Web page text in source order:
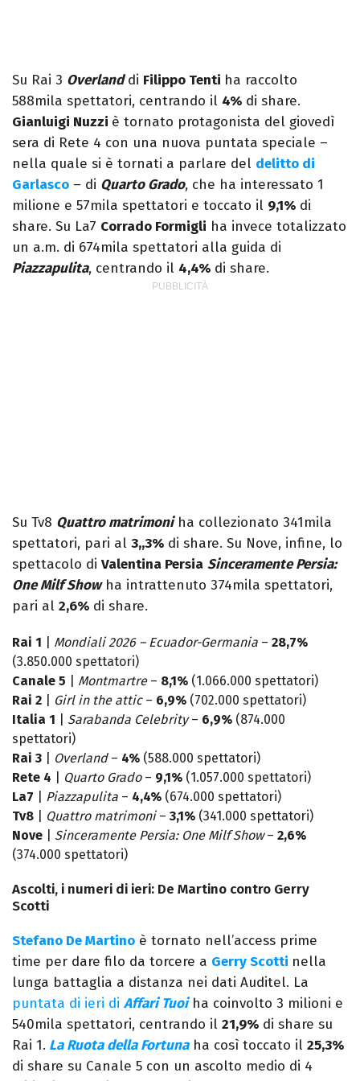
Su Rai 3 Overlanddi Filippo Tenti ha raccolto
588mila spettatori, centrando il 4% di share.
Gianluigi Nuzzi è tornato protagonista del giovedì
sera di Rete 4 con una nuova puntata speciale –
nella quale si è tornati a parlare del delitto di
Garlasco – di Quarto Grado, che ha interessato 1
milione e 57mila spettatori e toccato il 9,1% di
share. Su La7 Corrado Formigli ha invece totalizzato
un a.m. di 674mila spettatori alla guida di
Piazzapulita, centrando il 4,4% di share.
Su Tv8 Quattro matrimoniha collezionato 341mila
spettatori, pari al 3,,3% di share. Su Nove, infine, lo
spettacolo di Valentina Persia Sinceramente Persia:
One Milf Showha intrattenuto 374mila spettatori,
pari al 2,6% di share.
Rai 1 Mondiali 2026 – Ecuador-Germania – 28,7%
(3.850.000 spettatori)
Canale 5
Montmartre– 8,1% (1.066.000 spettatori)
Rai 2
Girl in the attic– 6,9% (702.000 spettatori)
Italia 1
Sarabanda Celebrity– 6,9% (874.000
spettatori)
Rai 3
Overland – 4% (588.000 spettatori)
Rete 4
Quarto Grado – 9,1% (1.057.000 spettatori)
La7
Piazzapulita – 4,4% (674.000 spettatori)
Tv8
Quattro matrimoni– 3,1% (341.000 spettatori)
Nove
Sinceramente Persia: One Milf Show– 2,6%
(374.000 spettatori)
Ascolti, i numeri di ieri: De Martino contro Gerry
Scotti
Stefano De Martino è tornato nell’access prime
time per dare filo da torcere a Gerry Scotti nella
lunga battaglia a distanza nei dati Auditel. La
puntata di ieri di Affari Tuoiha coinvolto 3 milioni e
540mila spettatori, centrando il 21,9% di share su
Rai 1. La Ruota della Fortunaha così toccato il 25,3%
di share su Canale 5 con un ascolto medio di 4